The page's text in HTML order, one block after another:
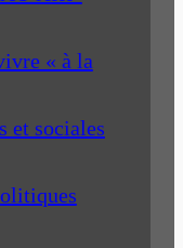
« à la
et sociales